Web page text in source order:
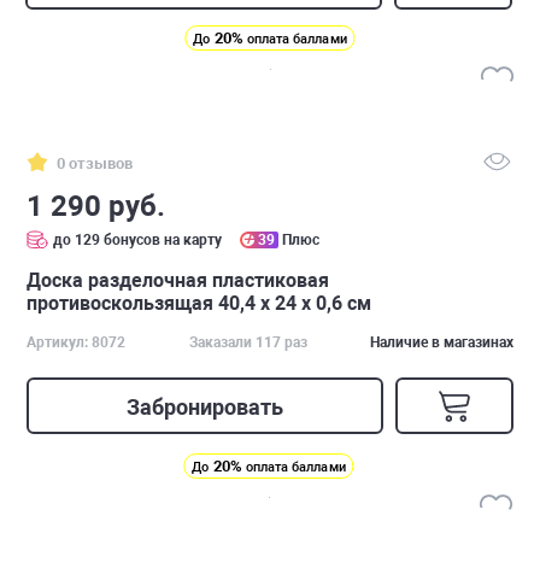
До 20% оплата баллами
0 отзывов
1 290 руб.
до 129 бонусов на карту 39 Плюс
Доска разделочная пластиковая
противоскользящая 40,4 х 24 x 0,6 см
Артикул: 8072 Заказали 117 раз Наличие в магазинах
Забронировать
До 20% оплата баллами